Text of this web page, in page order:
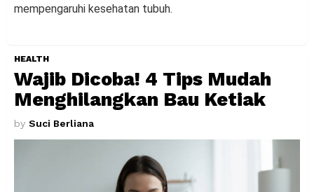
mempengaruhi kesehatan tubuh.
HEALTH
Wajib Dicoba! 4 Tips Mudah
Menghilangkan Bau Ketiak
by Suci Berliana